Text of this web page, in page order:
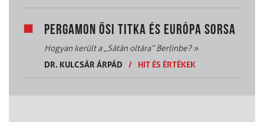
PERGAMON ŐSI TITKA ÉS EURÓPA SORSA
Hogyan került a „Sátán oltára” Berlinbe?»
DR. KULCSÁR ÁRPÁD
/ HIT ÉS ÉRTÉKEK